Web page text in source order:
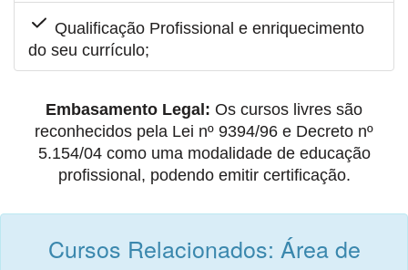
Qualificação Profissional e enriquecimento
do seu currículo;
Embasamento Legal: Os cursos livres são
reconhecidos pela Lei nº 9394/96 e Decreto nº
5.154/04 como uma modalidade de educação
profissional, podendo emitir certificação.
Cursos Relacionados: Área de